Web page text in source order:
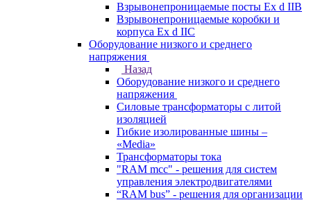
Взрывонепроницаемые посты Ex d IIB
Взрывонепроницаемые коробки и
корпуса Ex d IIС
Оборудование низкого и среднего
напряжения
Назад
Оборудование низкого и среднего
напряжения
Силовые трансформаторы с литой
изоляцией
Гибкие изолированные шины –
«Media»
Трансформаторы тока
"RAM mcc" - решения для систем
управления электродвигателями
“RAM bus” - решения для организации